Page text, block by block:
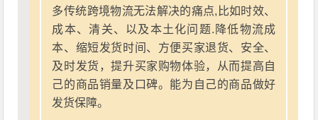
多传统跨境物流无法解决的痛点,比如时效、
成本、清关、以及本土化问题.降低物流成
本、缩短发货时间、方便买家退货、安全、
及时发货，提升买家购物体验，从而提高自
己的商品销量及口碑。能为自己的商品做好
发货保障。